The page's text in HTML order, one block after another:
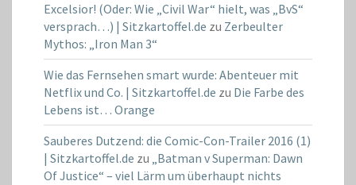
Excelsior! (Oder: Wie „Civil War“ hielt, was „BvS“
versprach…) | Sitzkartoffel.de zu Zerbeulter
Mythos: „Iron Man 3“
Wie das Fernsehen smart wurde: Abenteuer mit
Netflix und Co. | Sitzkartoffel.de zu Die Farbe des
Lebens ist… Orange
Sauberes Dutzend: die Comic-Con-Trailer 2016 (1)
| Sitzkartoffel.de zu „Batman v Superman: Dawn
Of Justice“ – viel Lärm um überhaupt nichts